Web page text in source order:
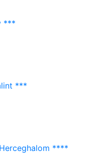
***
***
****